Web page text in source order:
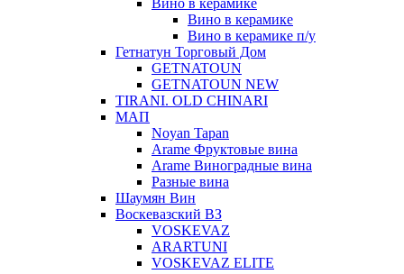
Вино в керамике
Вино в керамике
Вино в керамике п/у
Гетнатун Торговый Дом
GETNATOUN
GETNATOUN NEW
TIRANI. OLD CHINARI
МАП
Noyan Tapan
Arame Фруктовые вина
Arame Виноградные вина
Разные вина
Шаумян Вин
Воскевазский ВЗ
VOSKEVAZ
ARARTUNI
VOSKEVAZ ELITE